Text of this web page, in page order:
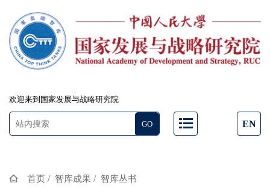
欢迎来到国家发展与战略研究院
EN
首页 / 智库成果 / 智库丛书